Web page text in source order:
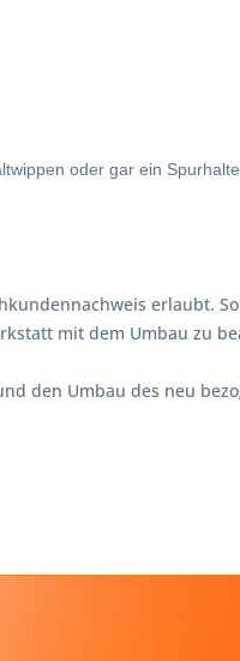
oder gar ein
erlaubt.
mit dem Umbau zu
den Umbau des neu